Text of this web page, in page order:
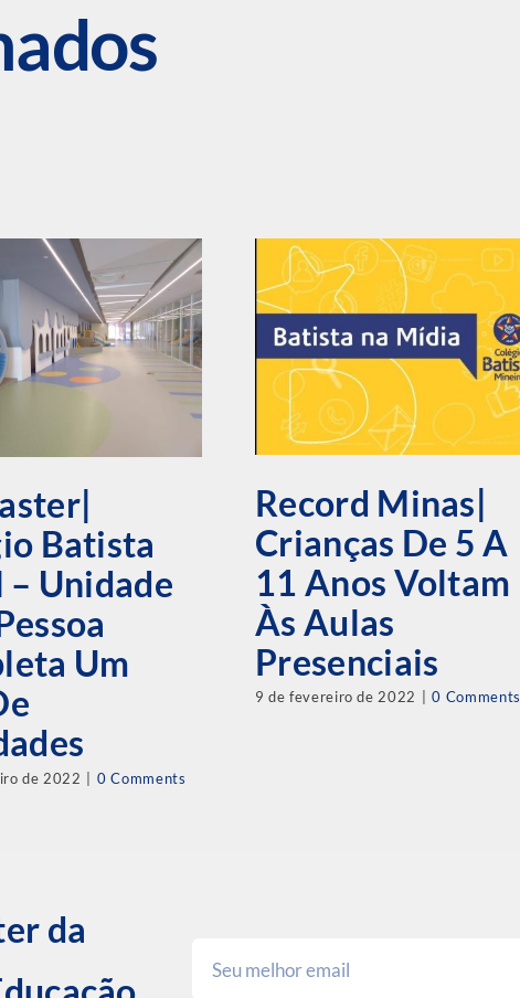
Batista
– Unidade
Um
de 2022 0 Comments
Record Minas|
Crianças De 5 A
11 Anos Voltam
Às Aulas
Presenciais
9 de fevereiro de 2022 0 Comments
da